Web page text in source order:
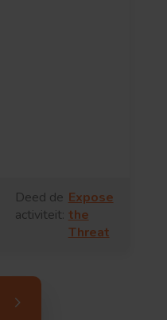
Deed de
activiteit:
Expose
the
Threat